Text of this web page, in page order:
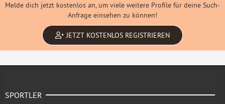
Melde dich jetzt kostenlos an, um viele weitere Profile für deine Such-
Anfrage einsehen zu können!
JETZT KOSTENLOS REGISTRIEREN
SPORTLER